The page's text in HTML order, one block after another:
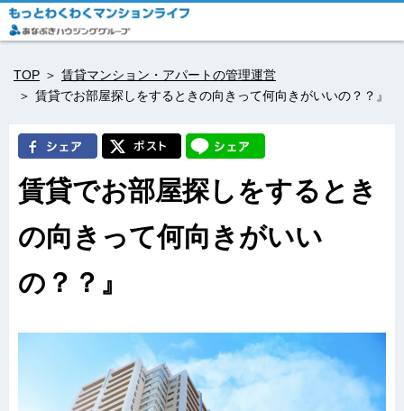
TOP
賃貸マンション・アパートの管理運営
賃貸でお部屋探しをするときの向きって何向きがいいの？？』
賃貸でお部屋探しをするとき
の向きって何向きがいい
の？？』